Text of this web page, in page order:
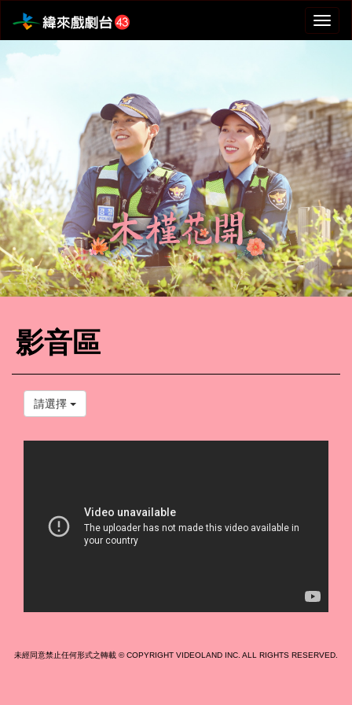
選
換
影音區
請選擇
未經同意禁止任何形式之轉載 © COPYRIGHT VIDEOLAND INC. ALL RIGHTS RESERVED.